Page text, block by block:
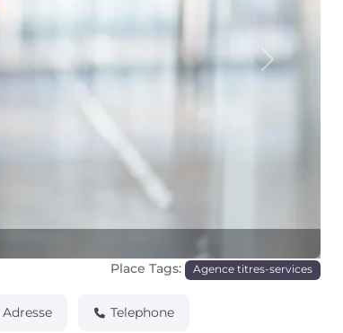
Prochaine
Place Tags: Agence titres-services
Adresse Telephone